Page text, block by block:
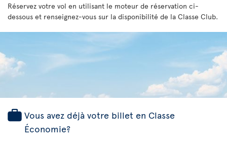
Réservez votre vol en utilisant le moteur de réservation ci-
dessous et renseignez-vous sur la disponibilité de la Classe Club.
Vous avez déjà votre billet en Classe
Économie?